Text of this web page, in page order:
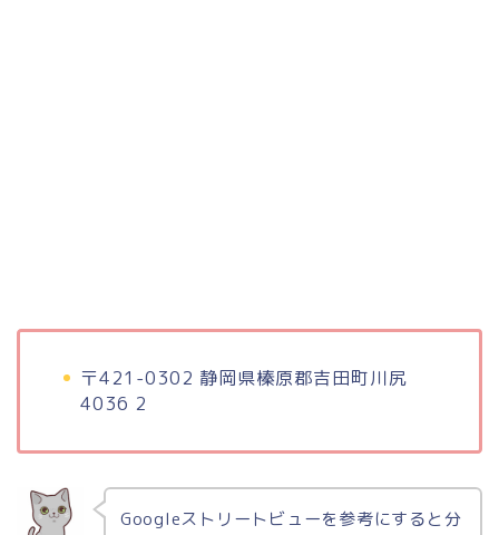
〒421-0302 静岡県榛原郡吉田町川尻
4036 2
Googleストリートビューを参考にすると分